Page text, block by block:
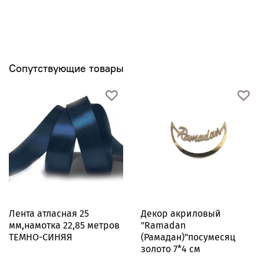
Сопутствующие товары
Лента атласная 25
мм,намотка 22,85 метров
ТЕМНО-СИНЯЯ
Декор акриловый
"Ramadan
(Рамадан)"посумесяц
золото 7*4 см